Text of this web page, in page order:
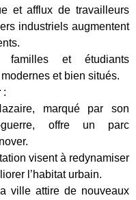
et afflux de travailleurs
industriels augmentent
familles et étudiants
et bien situés.
:
marqué par son
guerre, offre un parc
visent à redynamiser
l’habitat urbain.
ville attire de nouveaux